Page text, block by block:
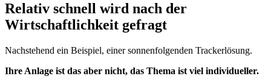
Relativ schnell wird nach der
Wirtschaftlichkeit gefragt
Nachstehend ein Beispiel, einer sonnenfolgenden Trackerlösung.
Ihre Anlage ist das aber nicht, das Thema ist viel individueller.